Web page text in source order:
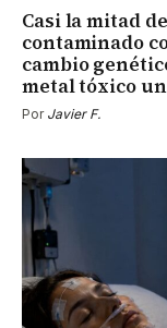
Casi la mitad
contaminado
cambio
metal tóxico
Por Javier F.